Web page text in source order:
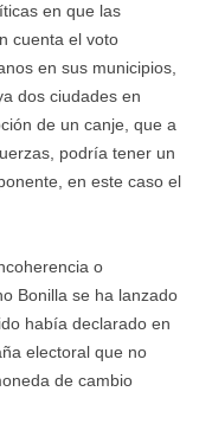
en que las
cuenta el voto
en sus municipios,
dos ciudades en
de un canje, que a
podría tener un
en este caso el
o
Bonilla se ha lanzado
había declarado en
electoral que no
de cambio